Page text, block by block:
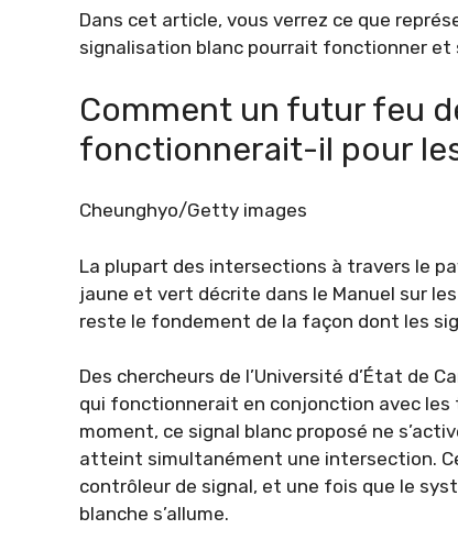
Dans cet article, vous verrez ce que
signalisation blanc pourrait fonctionner et
Comment un futur feu
fonctionnerait-il pour
Cheunghyo/Getty images
La plupart des intersections à travers le
jaune et vert décrite dans le Manuel sur
reste le fondement de la façon dont les
Des chercheurs de l’Université d’État de
qui fonctionnerait en conjonction avec
moment, ce signal blanc proposé ne
atteint simultanément une intersection.
contrôleur de signal, et une fois que le
blanche s’allume.